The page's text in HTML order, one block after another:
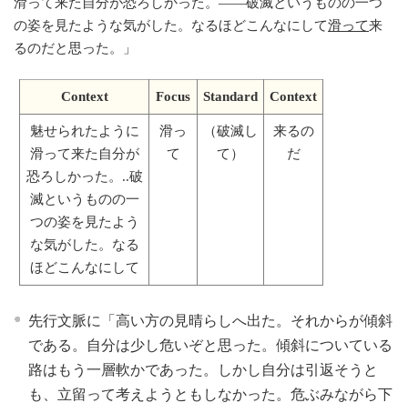
の姿を見たような気がした。なるほどこんなにして滑って来
るのだと思った。
」
Context Focus Standard Context
魅せられたように
滑って来た自分が
恐ろしかった。..破
滅というものの一
つの姿を見たよう
な気がした。なる
ほどこんなにして
滑っ
て
（破滅し
て）
来るの
だ
先行文脈に「高い方の見晴らしへ出た。それからが傾斜
である。自分は少し危いぞと思った。傾斜についている
路はもう一層軟かであった。しかし自分は引返そうと
も、立留って考えようともしなかった。危ぶみながら下